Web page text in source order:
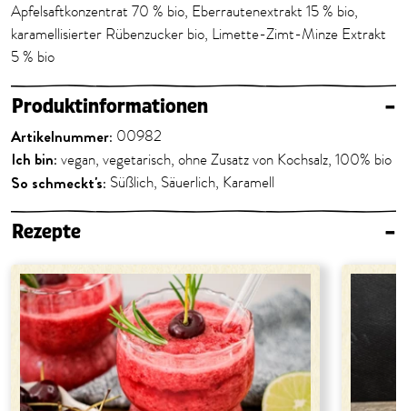
Apfelsaftkonzentrat 70 % bio, Eberrautenextrakt 15 % bio,
karamellisierter Rübenzucker bio, Limette-Zimt-Minze Extrakt
5 % bio
Produktinformationen –
Artikelnummer: 00982
Ich bin: vegan, vegetarisch, ohne Zusatz von Kochsalz, 100% bio
So schmeckt's: Süßlich, Säuerlich, Karamell
Rezepte –